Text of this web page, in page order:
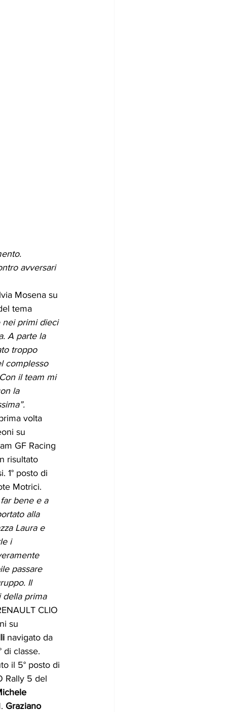
avversari
Mosena su
tema
nei primi dieci
A parte la
troppo
complesso
il team mi
la
volta
su
GF Racing
risultato
1° posto di
Motrici.
bene e a
alla
Laura e
i
passare
Il
della prima
CLIO
su
navigato da
di classe.
il 5° posto di
Rally 5 del
Graziano